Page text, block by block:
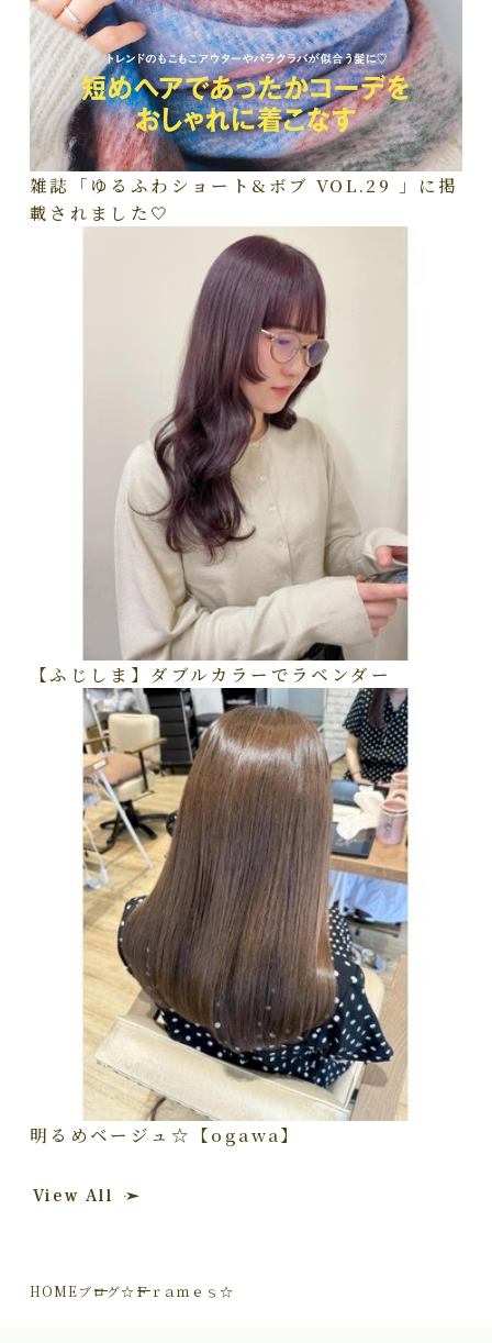
雑誌「ゆるふわショート&ボブ VOL.29 」に掲
載されました🤍
【ふじしま】ダブルカラーでラベンダー
明るめベージュ☆【ogawa】
View All
HOMEブログ☆Ｆｒａｍｅｓ☆